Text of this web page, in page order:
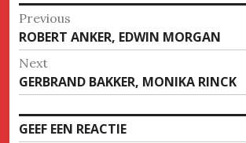
Bericht
navigatie
Previous
Previous
post:
ROBERT ANKER, EDWIN MORGAN
Next
Next
post:
GERBRAND BAKKER, MONIKA RINCK
GEEF EEN REACTIE